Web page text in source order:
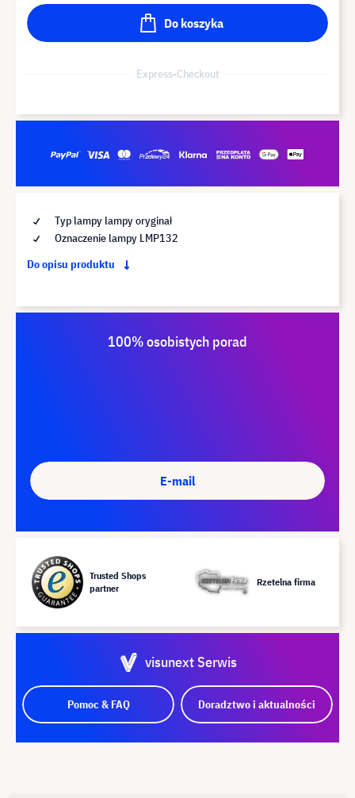
Do koszyka
Express-Checkout
Typ lampy lampy oryginał
Oznaczenie lampy LMP132
Do opisu produktu
100% osobistych porad
E-mail
Trusted Shops
partner
Rzetelna firma
visunext Serwis
Pomoc & FAQ Doradztwo i aktualności